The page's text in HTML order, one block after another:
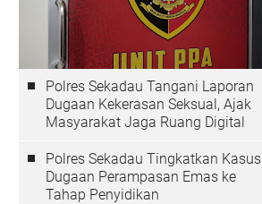
Polres Sekadau Tangani Laporan
Dugaan Kekerasan Seksual, Ajak
Masyarakat Jaga Ruang Digital
Polres Sekadau Tingkatkan Kasus
Dugaan Perampasan Emas ke
Tahap Penyidikan